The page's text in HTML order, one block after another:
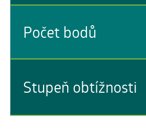
Počet bodů
Stupeň obtížnosti